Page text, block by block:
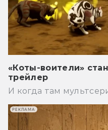
«Коты-воители»
трейлер
И когда там
РЕКЛАМА